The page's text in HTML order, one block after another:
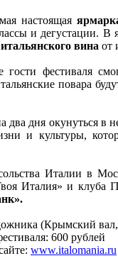
настоящая
и дегустации.
итальянского вина от
гости фестиваля
повара
два дня окунуться
и культуры,
Италии в
Италия» и клуба
(Крымский
600 рублей
www.italomania.ru